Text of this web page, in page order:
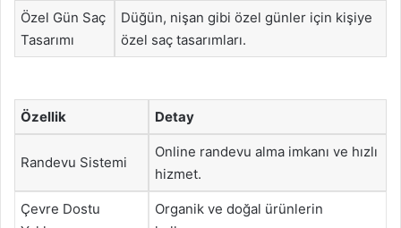
Özel Gün Saç
Tasarımı
Düğün, nişan gibi özel günler için kişiye
özel saç tasarımları.
Özellik Detay
Randevu Sistemi
Online randevu alma imkanı ve hızlı
hizmet.
Çevre Dostu
Organik ve doğal ürünlerin